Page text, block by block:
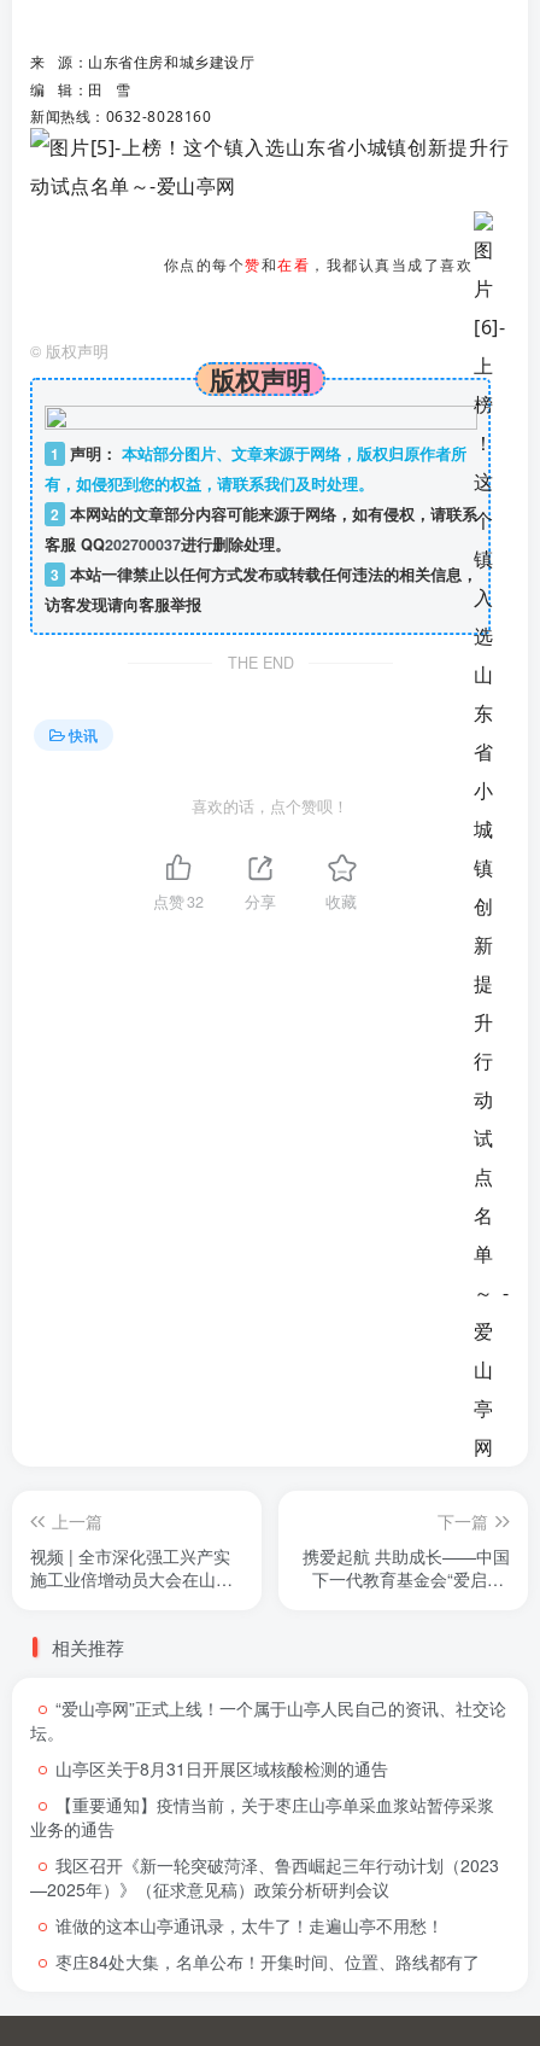
来 源：山东省住房和城乡建设厅
编 辑：田 雪
新闻热线：0632-8028160
你点的每个赞和在看 ，我都认真当成了喜欢
© 版权声明
版权声明
1 声明： 本站部分图片、文章来源于网络，版权归原作者所
有，如侵犯到您的权益，请联系我们及时处理。
2 本网站的文章部分内容可能来源于网络，如有侵权，请联系
客服 QQ202700037进行删除处理。
3 本站一律禁止以任何方式发布或转载任何违法的相关信息，
访客发现请向客服举报
THE END
快讯
喜欢的话，点个赞呗！
点赞32 分享 收藏
上一篇
视频 | 全市深化强工兴产实
施工业倍增动员大会在山亭
下一篇
携爱起航 共助成长——中国
下一代教育基金会“爱启航”
相关推荐
“爱山亭网”正式上线！一个属于山亭人民自己的资讯、社交论
坛。
山亭区关于8月31日开展区域核酸检测的通告
【重要通知】疫情当前，关于枣庄山亭单采血浆站暂停采浆
业务的通告
我区召开《新一轮突破菏泽、鲁西崛起三年行动计划（2023
—2025年）》（征求意见稿）政策分析研判会议
谁做的这本山亭通讯录，太牛了！走遍山亭不用愁！
枣庄84处大集，名单公布！开集时间、位置、路线都有了